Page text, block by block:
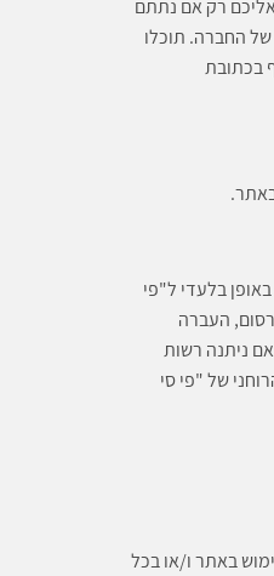
אליכם רק אם נתתם
התשמ"א 1981, במאגר מידע רשום של החברה. תוכלו
בכתובת
בלעדי ל"פי
העברה
ניתנה רשות
של "פי סי
באתר ו/או בכל